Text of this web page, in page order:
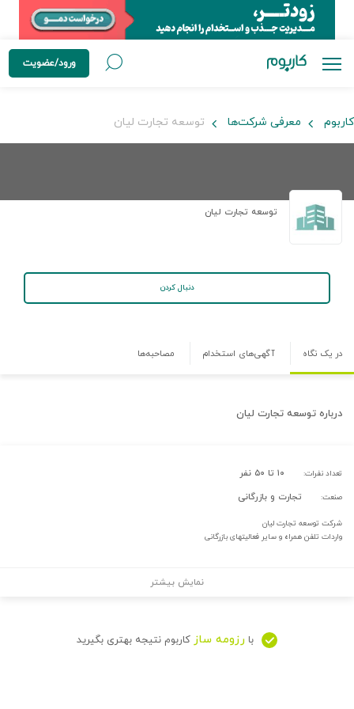
ورود/عضویت
کاربوم معرفی شرکت‌ها توسعه تجارت لیان
توسعه تجارت لیان
دنبال کردن
در یک نگاه آگهی‌های استخدام مصاحبه‌ها
درباره توسعه تجارت لیان
تعداد نفرات: ۱۰ تا ۵۰ نفر
صنعت: تجارت و بازرگانی
شرکت توسعه تجارت لیان
واردات تلفن همراه و سایر فعالیتهای بازرگانی
نمایش بیشتر
با رزومه ساز کاربوم نتیجه بهتری بگیرید